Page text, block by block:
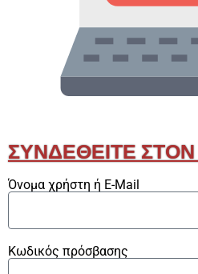
ΣΥΝΔΕΘΕΊΤΕ
Όνομα χρήστη ή E-Mail
Κωδικός πρόσβασης